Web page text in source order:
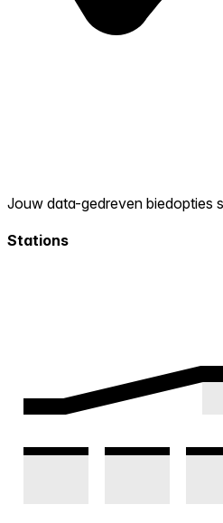
Jouw data-gedreven biedopties
Stations